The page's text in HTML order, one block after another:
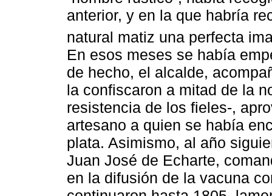
anterior, y en la que habría
natural matiz una perfecta
En esos meses se había
de hecho, el alcalde,
la confiscaron a mitad de la
resistencia de los fieles-,
artesano a quien se había
plata. Asimismo, al año
Juan José de Echarte,
en la difusión de la vacuna